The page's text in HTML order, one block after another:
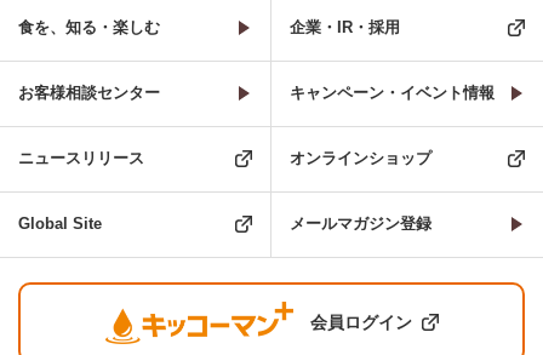
食を、知る・楽しむ 企業・IR・採用
お客様相談センター キャンペーン・イベント情報
ニュースリリース オンラインショップ
Global Site メールマガジン登録
会員ログイン